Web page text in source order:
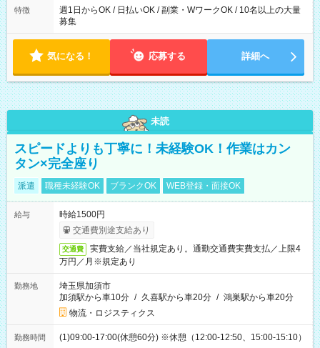
特徴
週1日からOK / 日払いOK / 副業・WワークOK / 10名以上の大量
募集
気になる！ 応募する 詳細へ
未読
スピードよりも丁寧に！未経験OK！作業はカン
タン×完全座り
派遣 職種未経験OK ブランクOK WEB登録・面接OK
給与
時給1500円
交通費別途支給あり
交通費
実費支給／当社規定あり。通勤交通費実費支払／上限4
万円／月※規定あり
勤務地
埼玉県加須市
加須駅から車10分 / 久喜駅から車20分 / 鴻巣駅から車20分
物流・ロジスティクス
勤務時間 (1)09:00-17:00(休憩60分) ※休憩（12:00-12:50、15:00-15:10）